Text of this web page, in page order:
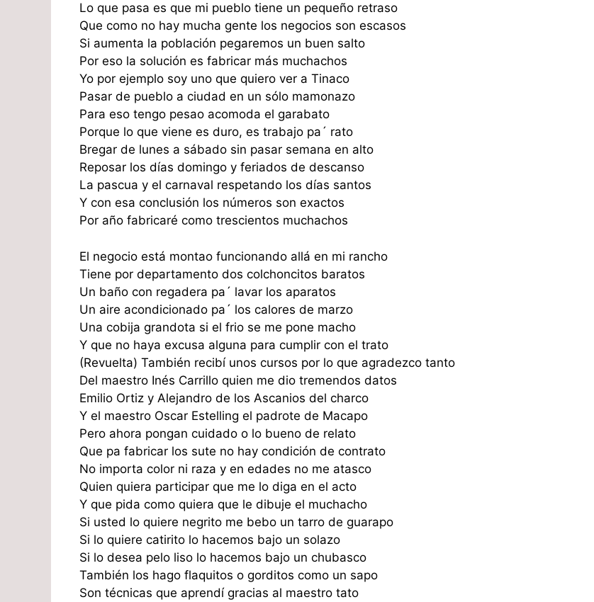
Lo que pasa es que mi pueblo tiene un pequeño retraso
Que como no hay mucha gente los negocios son escasos
Si aumenta la población pegaremos un buen salto
Por eso la solución es fabricar más muchachos
Yo por ejemplo soy uno que quiero ver a Tinaco
Pasar de pueblo a ciudad en un sólo mamonazo
Para eso tengo pesao acomoda el garabato
Porque lo que viene es duro, es trabajo pa´ rato
Bregar de lunes a sábado sin pasar semana en alto
Reposar los días domingo y feriados de descanso
La pascua y el carnaval respetando los días santos
Y con esa conclusión los números son exactos
Por año fabricaré como trescientos muchachos
El negocio está montao funcionando allá en mi rancho
Tiene por departamento dos colchoncitos baratos
Un baño con regadera pa´ lavar los aparatos
Un aire acondicionado pa´ los calores de marzo
Una cobija grandota si el frio se me pone macho
Y que no haya excusa alguna para cumplir con el trato
(Revuelta) También recibí unos cursos por lo que agradezco tanto
Del maestro Inés Carrillo quien me dio tremendos datos
Emilio Ortiz y Alejandro de los Ascanios del charco
Y el maestro Oscar Estelling el padrote de Macapo
Pero ahora pongan cuidado o lo bueno de relato
Que pa fabricar los sute no hay condición de contrato
No importa color ni raza y en edades no me atasco
Quien quiera participar que me lo diga en el acto
Y que pida como quiera que le dibuje el muchacho
Si usted lo quiere negrito me bebo un tarro de guarapo
Si lo quiere catirito lo hacemos bajo un solazo
Si lo desea pelo liso lo hacemos bajo un chubasco
También los hago flaquitos o gorditos como un sapo
Son técnicas que aprendí gracias al maestro tato